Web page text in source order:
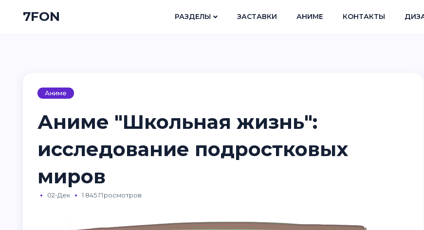
7FON РАЗДЕЛЫ ЗАСТАВКИ АНИМЕ КОНТАКТЫ
Аниме
Аниме "Школьная жизнь":
исследование подростковых
миров
02-Дек 1 845 Просмотров